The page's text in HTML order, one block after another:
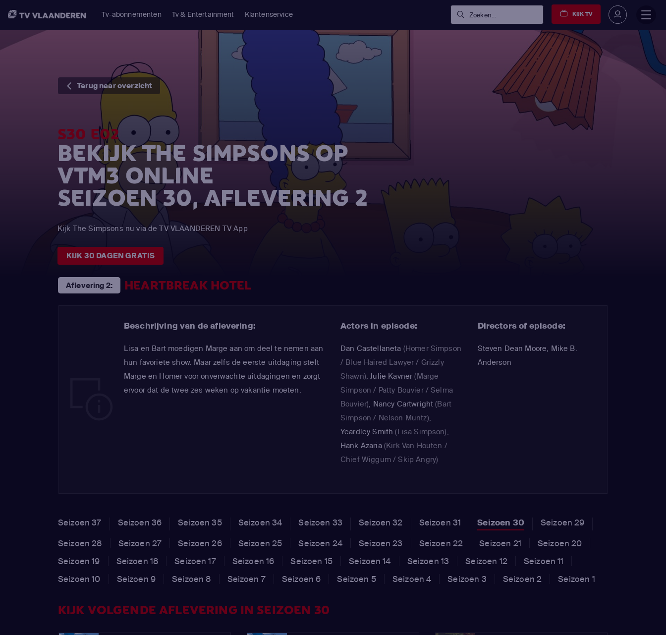
Tv-abonnementen Tv & Entertainment Klantenservice Zoeken... KIJK TV
Terug naar overzicht
S30 E02
BEKIJK THE SIMPSONS OP
VTM3 ONLINE
SEIZOEN 30, AFLEVERING 2
Kijk The Simpsons nu via de TV VLAANDEREN TV App
KIJK 30 DAGEN GRATIS
Aflevering 2: HEARTBREAK HOTEL
Beschrijving van de aflevering:
Lisa en Bart moedigen Marge aan om deel te nemen aan
hun favoriete show. Maar zelfs de eerste uitdaging stelt
Marge en Homer voor onverwachte uitdagingen en zorgt
ervoor dat de twee zes weken op vakantie moeten.
Actors in episode:
Dan Castellaneta (Homer Simpson
/ Blue Haired Lawyer / Grizzly
Shawn),Julie Kavner (Marge
Simpson / Patty Bouvier / Selma
Bouvier), Nancy Cartwright (Bart
Simpson / Nelson Muntz),
Yeardley Smith (Lisa Simpson),
Hank Azaria(Kirk Van Houten /
Chief Wiggum / Skip Angry)
Directors of episode:
Steven Dean Moore, Mike B.
Anderson
Seizoen 37 Seizoen 36 Seizoen 35 Seizoen 34 Seizoen 33 Seizoen 32 Seizoen 31 Seizoen 30
Seizoen 29
Seizoen 28
Seizoen 27 Seizoen 26 Seizoen 25 Seizoen 24 Seizoen 23 Seizoen 22 Seizoen 21
Seizoen 20
Seizoen 19
Seizoen 18 Seizoen 17 Seizoen 16 Seizoen 15 Seizoen 14 Seizoen 13 Seizoen 12
Seizoen 11
Seizoen 10
Seizoen 9 Seizoen 8 Seizoen 7 Seizoen 6 Seizoen 5 Seizoen 4 Seizoen 3 Seizoen 2 Seizoen 1
KIJK VOLGENDE AFLEVERING IN SEIZOEN 30